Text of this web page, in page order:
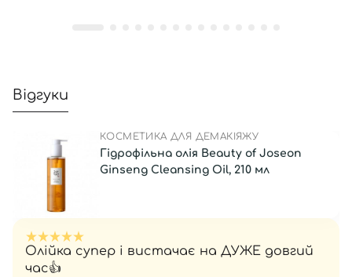
Відгуки
КОСМЕТИКА ДЛЯ ДЕМАКІЯЖУ
Гідрофільна олія Beauty of Joseon
Ginseng Cleansing Oil, 210 мл
Олійка супер і вистачає на ДУЖЕ довгий
час👍